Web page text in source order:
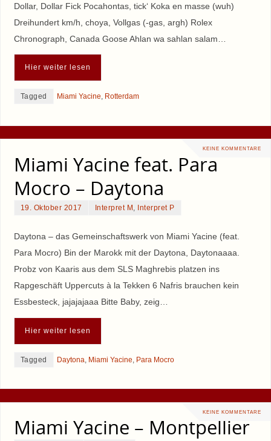
Dollar, Dollar Fick Pocahontas, tick‘ Koka en masse (wuh)
Dreihundert km/h, choya, Vollgas (-gas, argh) Rolex
Chronograph, Canada Goose Ahlan wa sahlan salam…
Hier weiter lesen
Tagged Miami Yacine, Rotterdam
KEINE KOMMENTARE
Miami Yacine feat. Para
Mocro – Daytona
19. Oktober 2017 Interpret M , Interpret P
Daytona – das Gemeinschaftswerk von Miami Yacine (feat.
Para Mocro) Bin der Marokk mit der Daytona, Daytonaaaa.
Probz von Kaaris aus dem SLS Maghrebis platzen ins
Rapgeschäft Uppercuts à la Tekken 6 Nafris brauchen kein
Essbesteck, jajajajaaa Bitte Baby, zeig…
Hier weiter lesen
Tagged Daytona Miami Yacine Para Mocro
KEINE KOMMENTARE
Miami Yacine – Montpellier